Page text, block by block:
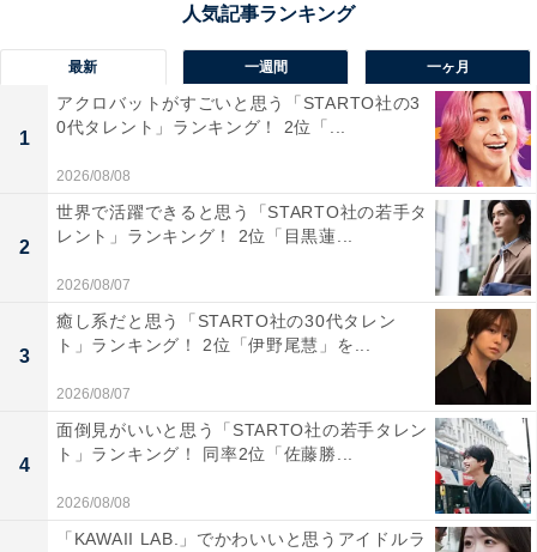
出かけの際は、ご注意ください。
回答者からは「雪化粧の舟屋景色が幻想的で、年末年始
に特別感があるから」（20代女性／東京都）、「日本な
らではの景観として有名で、年末年始に静かな雰囲気の
中で非日常を味わえるから」（20代女性／大阪府）、
「海辺に並ぶ舟屋の景観が美しく、冬の澄んだ空気の中
で眺めると格別。年末年始に家族でゆったり散策し、地
元の海鮮料理も楽しめるから」（40代男性／北海道）と
いった声が集まりました。
最新 一週間 一ヶ月
1
アクロバットがすごいと思う「STARTO社の3
0代タレント」ランキング！ 2位「...
2026/08/08
2
世界で活躍できると思う「STARTO社の若手タ
レント」ランキング！ 2位「目黒蓮...
2026/08/07
3
癒し系だと思う「STARTO社の30代タレン
ト」ランキング！ 2位「伊野尾慧」を...
2026/08/07
4
面倒見がいいと思う「STARTO社の若手タレン
ト」ランキング！ 同率2位「佐藤勝...
2026/08/08
「KAWAII LAB.」でかわいいと思うアイドルラ